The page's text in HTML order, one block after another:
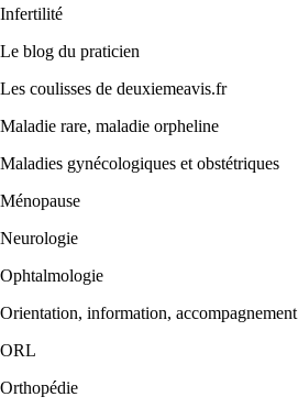
Infertilité
Le blog du praticien
Les coulisses de deuxiemeavis.fr
Maladie rare, maladie orpheline
Maladies gynécologiques et obstétriques
Ménopause
Neurologie
Ophtalmologie
Orientation, information, accompagnement
ORL
Orthopédie